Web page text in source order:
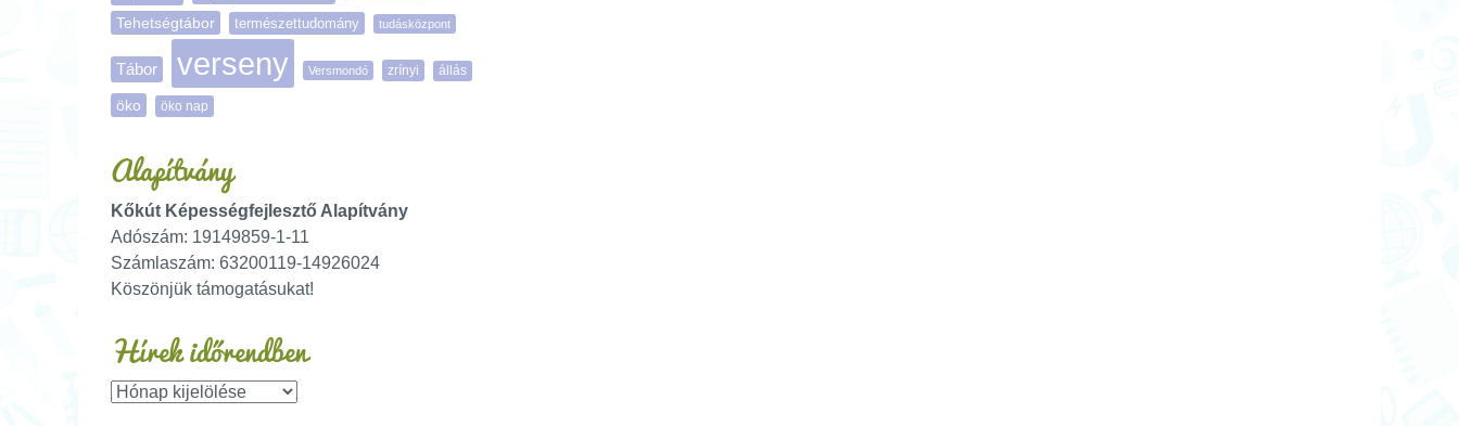
Tehetségtábor természettudomány tudásközpont
Tábor verseny Versmondó zrínyi állás
öko öko nap
Alapítvány
Kőkút Képességfejlesztő Alapítvány
Adószám: 19149859-1-11
Számlaszám: 63200119-14926024
Köszönjük támogatásukat!
Hírek időrendben